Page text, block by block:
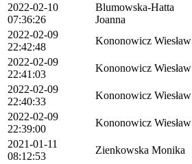
2022-02-10
07:36:26
Blumowska-Hatta
Joanna
2022-02-09
22:42:48
Kononowicz Wiesław
2022-02-09
22:41:03
Kononowicz Wiesław
2022-02-09
22:40:33
Kononowicz Wiesław
2022-02-09
22:39:00
Kononowicz Wiesław
2021-01-11
08:12:53
Zienkowska Monika